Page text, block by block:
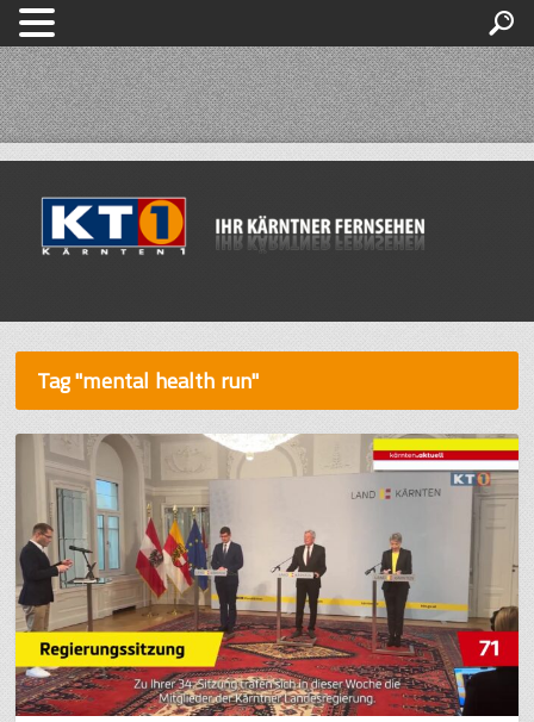
Tag "mental health run"